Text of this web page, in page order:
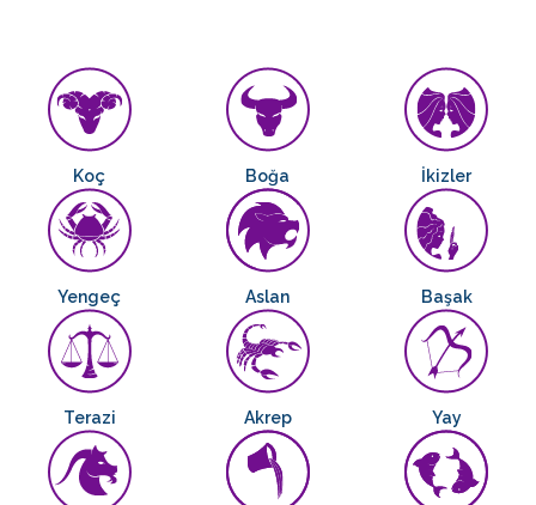
Koç Boğa İkizler
Yengeç Aslan Başak
Terazi Akrep Yay